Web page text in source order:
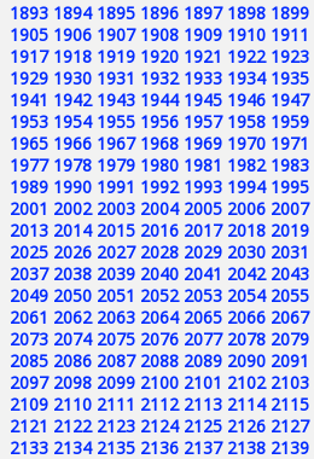
1893 1894 1895 1896 1897 1898 1899
1905 1906 1907 1908 1909 1910 1911
1917 1918 1919 1920 1921 1922 1923
1929 1930 1931 1932 1933 1934 1935
1941 1942 1943 1944 1945 1946 1947
1953 1954 1955 1956 1957 1958 1959
1965 1966 1967 1968 1969 1970 1971
1977 1978 1979 1980 1981 1982 1983
1989 1990 1991 1992 1993 1994 1995
2001 2002 2003 2004 2005 2006 2007
2013 2014 2015 2016 2017 2018 2019
2025 2026 2027 2028 2029 2030 2031
2037 2038 2039 2040 2041 2042 2043
2049 2050 2051 2052 2053 2054 2055
2061 2062 2063 2064 2065 2066 2067
2073 2074 2075 2076 2077 2078 2079
2085 2086 2087 2088 2089 2090 2091
2097 2098 2099 2100 2101 2102 2103
2109 2110 2111 2112 2113 2114 2115
2121 2122 2123 2124 2125 2126 2127
2133 2134 2135 2136 2137 2138 2139